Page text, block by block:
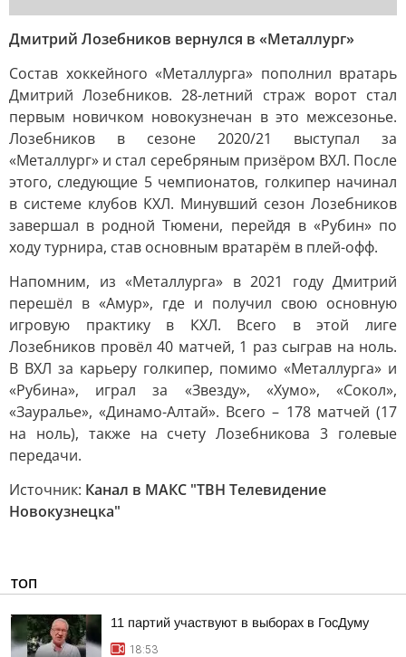
Дмитрий Лозебников вернулся в «Металлург»
Состав хоккейного «Металлурга» пополнил вратарь
Дмитрий Лозебников. 28-летний страж ворот стал
первым новичком новокузнечан в это межсезонье.
Лозебников в сезоне 2020/21 выступал за
«Металлург» и стал серебряным призёром ВХЛ. После
этого, следующие 5 чемпионатов, голкипер начинал
в системе клубов КХЛ. Минувший сезон Лозебников
завершал в родной Тюмени, перейдя в «Рубин» по
ходу турнира, став основным вратарём в плей-офф.
Напомним, из «Металлурга» в 2021 году Дмитрий
перешёл в «Амур», где и получил свою основную
игровую практику в КХЛ. Всего в этой лиге
Лозебников провёл 40 матчей, 1 раз сыграв на ноль.
В ВХЛ за карьеру голкипер, помимо «Металлурга» и
«Рубина», играл за «Звезду», «Хумо», «Сокол»,
«Зауралье», «Динамо-Алтай». Всего – 178 матчей (17
на ноль), также на счету Лозебникова 3 голевые
передачи.
Источник: Канал в МАКС "ТВН Телевидение
Новокузнецка"
ТОП
11 партий участвуют в выборах в ГосДуму
18:53